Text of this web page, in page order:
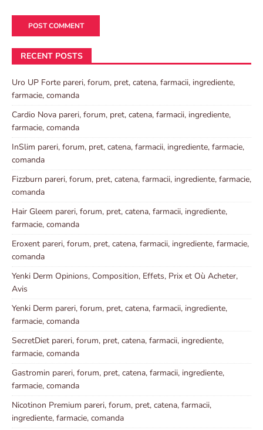
RECENT POSTS
Uro UP Forte pareri, forum, pret, catena, farmacii, ingrediente,
farmacie, comanda
Cardio Nova pareri, forum, pret, catena, farmacii, ingrediente,
farmacie, comanda
InSlim pareri, forum, pret, catena, farmacii, ingrediente, farmacie,
comanda
Fizzburn pareri, forum, pret, catena, farmacii, ingrediente, farmacie,
comanda
Hair Gleem pareri, forum, pret, catena, farmacii, ingrediente,
farmacie, comanda
Eroxent pareri, forum, pret, catena, farmacii, ingrediente, farmacie,
comanda
Yenki Derm Opinions, Composition, Effets, Prix et Où Acheter,
Avis
Yenki Derm pareri, forum, pret, catena, farmacii, ingrediente,
farmacie, comanda
SecretDiet pareri, forum, pret, catena, farmacii, ingrediente,
farmacie, comanda
Gastromin pareri, forum, pret, catena, farmacii, ingrediente,
farmacie, comanda
Nicotinon Premium pareri, forum, pret, catena, farmacii,
ingrediente, farmacie, comanda